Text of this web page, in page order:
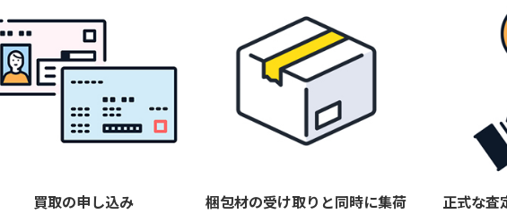
買取の申し込み
梱包材の受け取りと同時に集荷
正式な査